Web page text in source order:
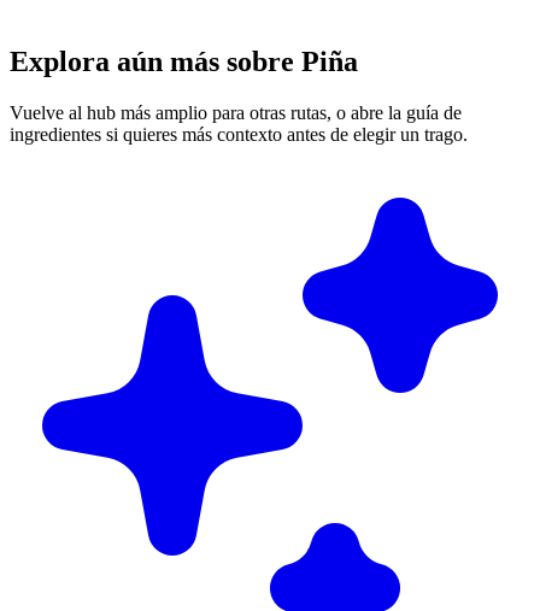
Explora aún más sobre Piña
Vuelve al hub más amplio para otras rutas, o abre la guía de
ingredientes si quieres más contexto antes de elegir un trago.